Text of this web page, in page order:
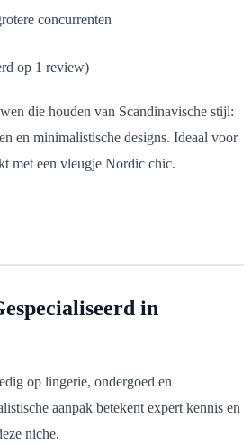
concurrenten
op 1 review)
die houden van Scandinavische stijl:
en minimalistische designs. Ideaal voor
met een vleugje Nordic chic.
in
op lingerie, ondergoed en
aanpak betekent expert kennis en
niche.